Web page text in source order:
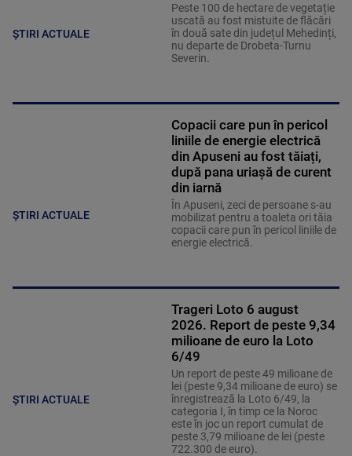
ȘTIRI ACTUALE
Peste 100 de hectare de vegetație
uscată au fost mistuite de flăcări
în două sate din județul Mehedinți,
nu departe de Drobeta-Turnu
Severin.
ȘTIRI ACTUALE
Copacii care pun în pericol
liniile de energie electrică
din Apuseni au fost tăiați,
după pana uriașă de curent
din iarnă
În Apuseni, zeci de persoane s-au
mobilizat pentru a toaleta ori tăia
copacii care pun în pericol liniile de
energie electrică.
ȘTIRI ACTUALE
Trageri Loto 6 august
2026. Report de peste 9,34
milioane de euro la Loto
6/49
Un report de peste 49 milioane de
lei (peste 9,34 milioane de euro) se
înregistrează la Loto 6/49, la
categoria I, în timp ce la Noroc
este în joc un report cumulat de
peste 3,79 milioane de lei (peste
722.300 de euro).